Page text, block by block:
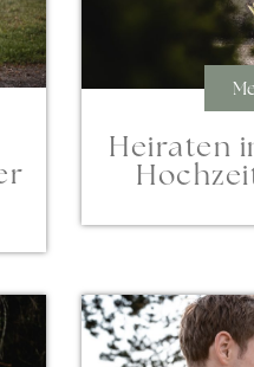
Heiraten